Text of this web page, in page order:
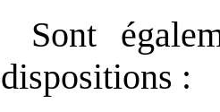
Sont
dispositions :